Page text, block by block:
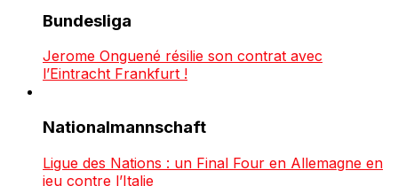
Bundesliga
Jerome Onguené résilie son contrat avec
l’Eintracht Frankfurt !
Nationalmannschaft
Ligue des Nations : un Final Four en Allemagne en
jeu contre l’Italie